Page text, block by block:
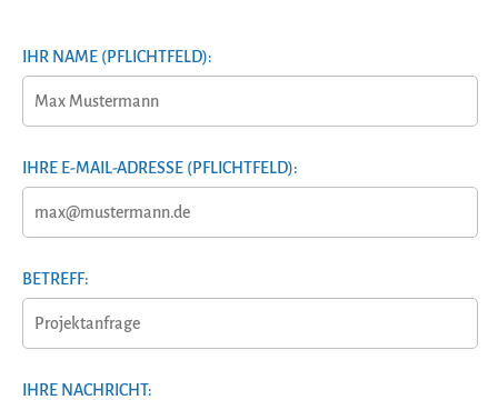
IHR NAME (PFLICHTFELD):
IHRE E-MAIL-ADRESSE (PFLICHTFELD):
BETREFF:
IHRE NACHRICHT: